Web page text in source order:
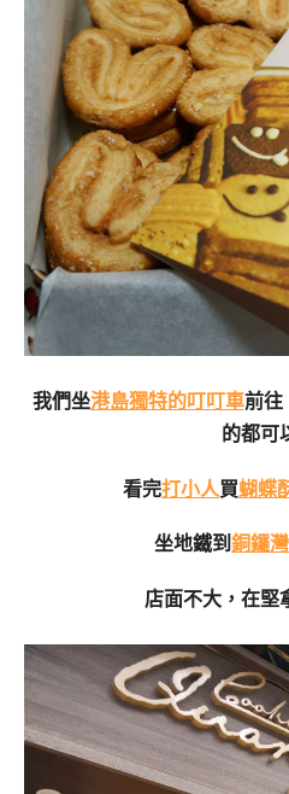
我們坐港島獨特的叮叮車前往
的都可
看完打小人買蝴蝶
坐地鐵到 銅鑼灣
店面不大，在堅